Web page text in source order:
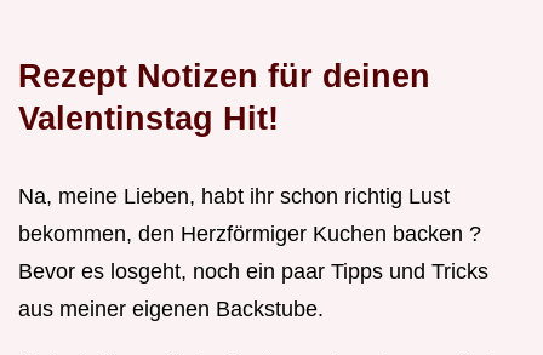
Rezept Notizen für deinen
Valentinstag Hit!
Na, meine Lieben, habt ihr schon richtig Lust
bekommen, den Herzförmiger Kuchen backen ?
Bevor es losgeht, noch ein paar Tipps und Tricks
aus meiner eigenen Backstube.